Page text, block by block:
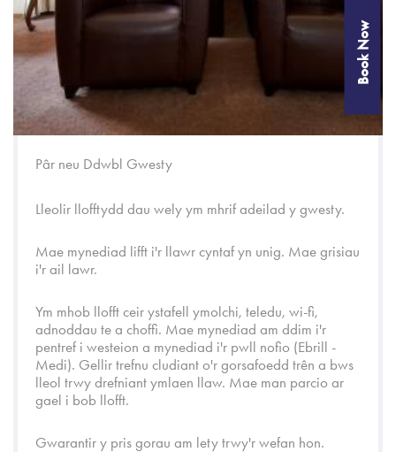
Pâr neu Ddwbl Gwesty
Lleolir llofftydd dau wely ym mhrif adeilad y gwesty.
Mae mynediad lifft i'r llawr cyntaf yn unig. Mae grisiau
i'r ail lawr.
Ym mhob llofft ceir ystafell ymolchi, teledu, wi-fi,
adnoddau te a choffi. Mae mynediad am ddim i'r
pentref i westeion a mynediad i'r pwll nofio (Ebrill -
Medi). Gellir trefnu cludiant o'r gorsafoedd trên a bws
lleol trwy drefniant ymlaen llaw. Mae man parcio ar
gael i bob llofft.
Gwarantir y pris gorau am lety trwy'r wefan hon.
Book Now